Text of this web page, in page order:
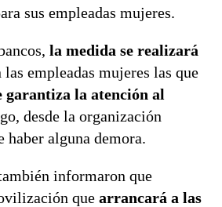
sus empleadas mujeres.
la medida se realizará
las empleadas mujeres las que
garantiza la atención al
desde la organización
haber alguna demora.
informaron que
que arrancará a las